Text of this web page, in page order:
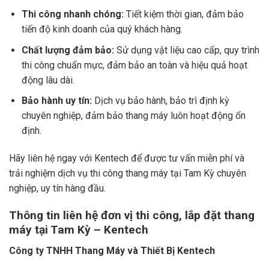
Thi công nhanh chóng:Tiết kiệm thời gian, đảm bảo
tiến độ kinh doanh của quý khách hàng.
Chất lượng đảm bảo: Sử dụng vật liệu cao cấp, quy trình
thi công chuẩn mực, đảm bảo an toàn và hiệu quả hoạt
động lâu dài.
Bảo hành uy tín:Dịch vụ bảo hành, bảo trì định kỳ
chuyên nghiệp, đảm bảo thang máy luôn hoạt động ổn
định.
Hãy liên hệ ngay với Kentech để được tư vấn miễn phí và
trải nghiệm dịch vụ thi công thang máy tại Tam Kỳ chuyên
nghiệp, uy tín hàng đầu.
Thông tin liên hệ đơn vị thi công, lắp đặt thang
máy tại Tam Kỳ – Kentech
Công ty TNHH Thang Máy và Thiết Bị Kentech